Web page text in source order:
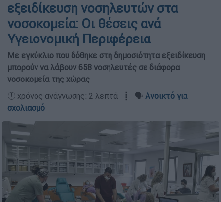
εξειδίκευση νοσηλευτών στα
νοσοκομεία: Οι θέσεις ανά
Υγειονομική Περιφέρεια
Με εγκύκλιο που δόθηκε στη δημοσιότητα εξειδίκευση
μπορούν να λάβουν 658 νοσηλευτές σε διάφορα
νοσοκομεία της χώρας
🕛 χρόνος ανάγνωσης: 2 λεπτά ┋ 🗣️ Ανοικτό για
σχολιασμό